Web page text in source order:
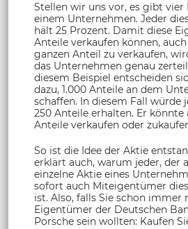
Stellen wir uns vor, es gibt
einem Unternehmen. Jeder
hält 25 Prozent. Damit diese
Anteile verkaufen können,
ganzen Anteil zu verkaufen,
das Unternehmen genau
diesem Beispiel entscheiden
dazu, 1.000 Anteile an dem
schaffen. In diesem Fall würde
250 Anteile erhalten. Er könnte
Anteile verkaufen oder
So ist die Idee der Aktie
erklärt auch, warum jeder, der
einzelne Aktie eines
sofort auch Miteigentümer
ist. Also, falls Sie schon immer
Eigentümer der Deutschen
Porsche sein wollten: Kaufen